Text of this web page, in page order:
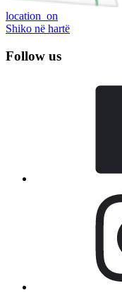
location_on
Shiko në hartë
Follow us